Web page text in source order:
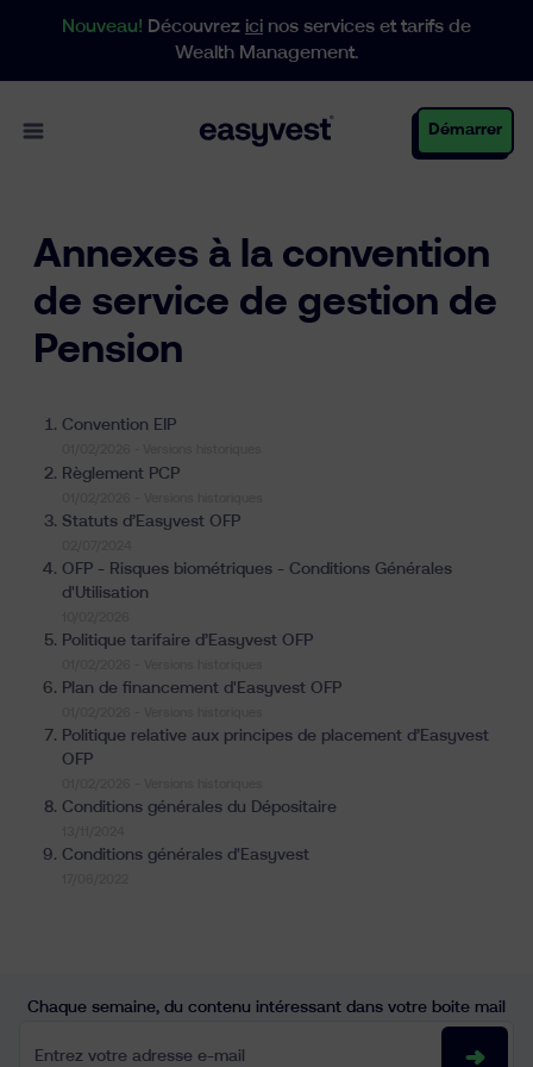
Nouveau! Découvrez ici nos services et tarifs de
Wealth Management.
Open main menu Démarrer
Particuliers
Entreprises
Annexes à la convention
de service de gestion de
Pension
Convention EIP
Règlement PCP
Statuts d’Easyvest OFP
OFP - Risques biométriques - Conditions Générales
d'Utilisation
Politique tarifaire d’Easyvest OFP
Plan de financement d'Easyvest OFP
Politique relative aux principes de placement d’Easyvest
OFP
Conditions générales du Dépositaire
Conditions générales d'Easyvest
Chaque semaine, du contenu intéressant dans votre boite mail